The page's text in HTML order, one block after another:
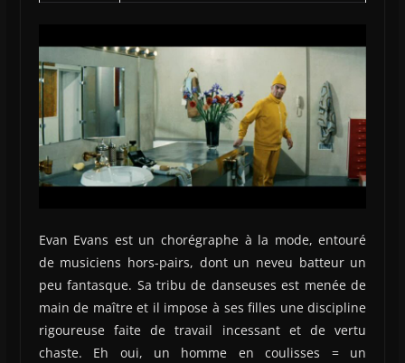
Evan Evans est un chorégraphe à la mode, entouré
de musiciens hors-pairs, dont un neveu batteur un
peu fantasque. Sa tribu de danseuses est menée de
main de maître et il impose à ses filles une discipline
rigoureuse faite de travail incessant et de vertu
chaste. Eh oui, un homme en coulisses = un